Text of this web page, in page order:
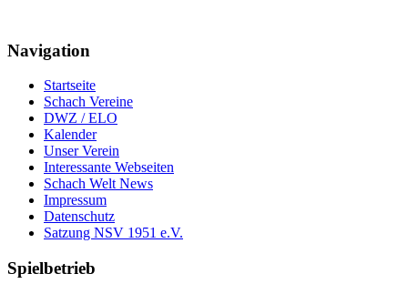
Navigation
Startseite
Schach Vereine
DWZ / ELO
Kalender
Unser Verein
Interessante Webseiten
Schach Welt News
Impressum
Datenschutz
Satzung NSV 1951 e.V.
Spielbetrieb